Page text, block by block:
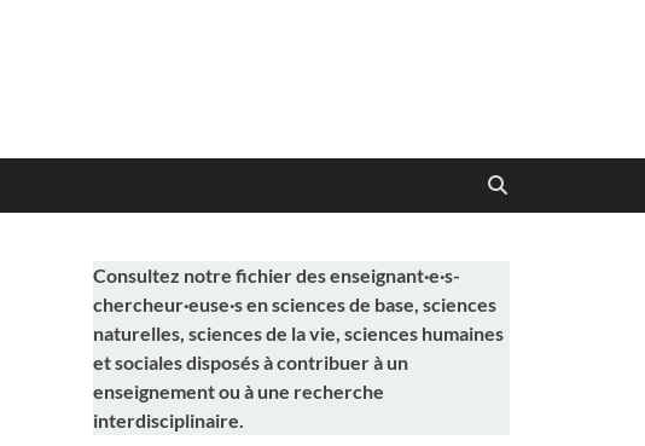
Consultez notre fichier des enseignant·e·s-
chercheur·euse·s en sciences de base, sciences
naturelles, sciences de la vie, sciences humaines
et sociales disposés à contribuer à un
enseignement ou à une recherche
interdisciplinaire.